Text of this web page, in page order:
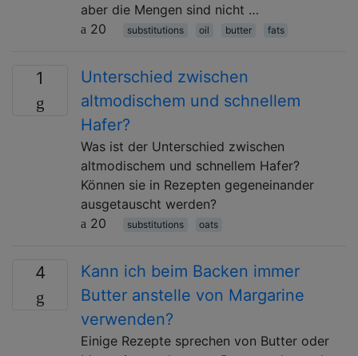
aber die Mengen sind nicht …
20
substitutions oil butter fats
1
Unterschied zwischen
altmodischem und schnellem
Hafer?
Was ist der Unterschied zwischen
altmodischem und schnellem Hafer?
Können sie in Rezepten gegeneinander
ausgetauscht werden?
20
substitutions oats
4
Kann ich beim Backen immer
Butter anstelle von Margarine
verwenden?
Einige Rezepte sprechen von Butter oder